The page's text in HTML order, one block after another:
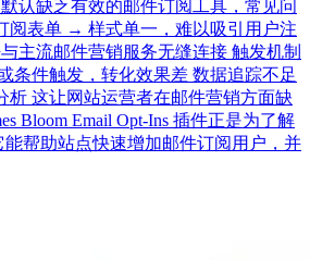
默认缺乏有效的邮件订阅工具，常见问
阅表单 → 样式单一，难以吸引用户注
主流邮件营销服务无缝连接 触发机制
条件触发，转化效果差 数据追踪不足
析 这让网站运营者在邮件营销方面缺
Bloom Email Opt-Ins 插件正是为了解
帮助站点快速增加邮件订阅用户，并